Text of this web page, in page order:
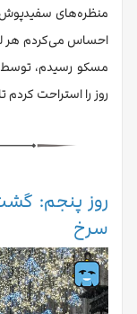
منظره‌های سفیدپوش
احساس می‌کردم هر
مسکو رسیدم، توسط
روز را استراحت کردم
روز پنجم:
سرخ